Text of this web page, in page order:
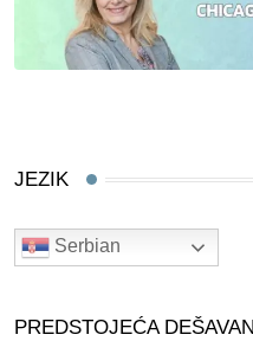
JEZIK
Serbian
PREDSTOJEĆA